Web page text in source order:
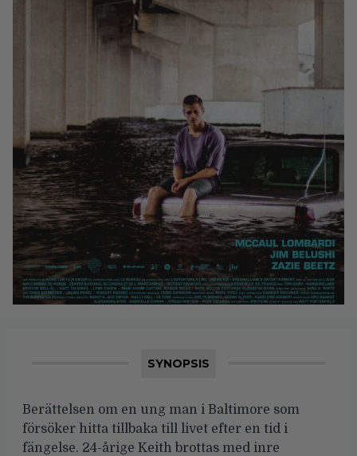
SYNOPSIS
Berättelsen om en ung man i Baltimore som
försöker hitta tillbaka till livet efter en tid i
fängelse. 24-årige Keith brottas med inre